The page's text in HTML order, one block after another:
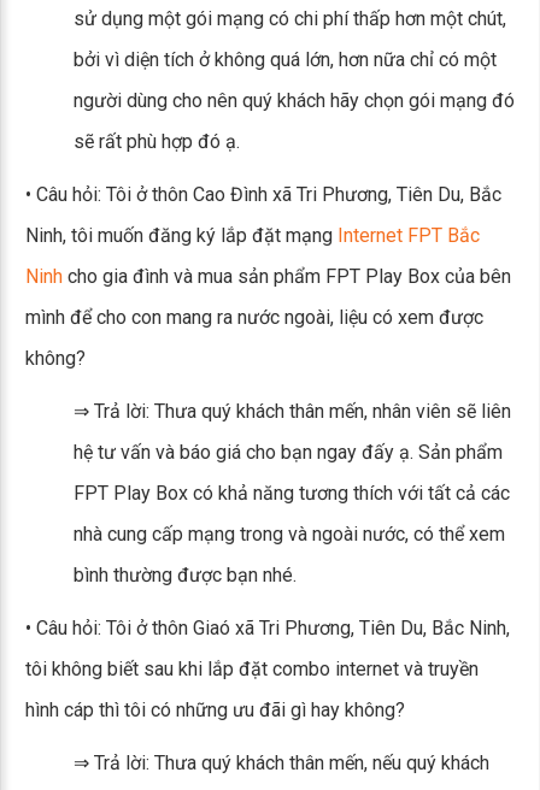
sử dụng một gói mạng có chi phí thấp hơn một chút,
bởi vì diện tích ở không quá lớn, hơn nữa chỉ có một
người dùng cho nên quý khách hãy chọn gói mạng đó
sẽ rất phù hợp đó ạ.
• Câu hỏi: Tôi ở thôn Cao Đình xã Tri Phương, Tiên Du, Bắc
Ninh, tôi muốn đăng ký lắp đặt mạng Internet FPT Bắc
Ninh cho gia đình và mua sản phẩm FPT Play Box của bên
mình để cho con mang ra nước ngoài, liệu có xem được
không?
⇒ Trả lời: Thưa quý khách thân mến, nhân viên sẽ liên
hệ tư vấn và báo giá cho bạn ngay đấy ạ. Sản phẩm
FPT Play Box có khả năng tương thích với tất cả các
nhà cung cấp mạng trong và ngoài nước, có thể xem
bình thường được bạn nhé.
• Câu hỏi: Tôi ở thôn Giaó xã Tri Phương, Tiên Du, Bắc Ninh,
tôi không biết sau khi lắp đặt combo internet và truyền
hình cáp thì tôi có những ưu đãi gì hay không?
⇒ Trả lời: Thưa quý khách thân mến, nếu quý khách